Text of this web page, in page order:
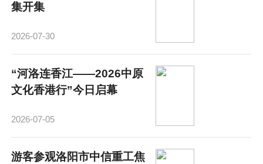
集开集
2026-07-30
“河洛连香江——2026中原
文化香港行”今日启幕
2026-07-05
游客参观洛阳市中信重工焦